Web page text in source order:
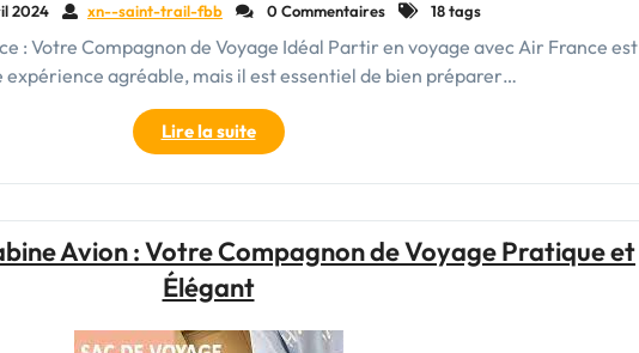
2024 xn--saint-trail-fbb 0 Commentaires 18 tags
: Votre Compagnon de Voyage Idéal Partir en voyage avec Air France est
expérience agréable, mais il est essentiel de bien préparer…
Lire la suite"Le
Guide
du
Dos
Cabine
France
Avion : Votre Compagnon de Voyage Pratique et
Élégant